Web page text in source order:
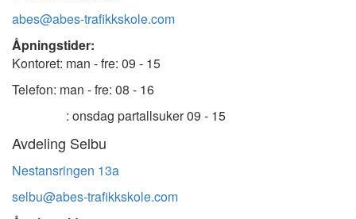
abes@abes-trafikkskole.com
Åpningstider:
Kontoret: man - fre: 09 - 15
Telefon: man - fre: 08 - 16
: onsdag partallsuker 09 - 15
Avdeling Selbu
Nestansringen 13a
selbu@abes-trafikkskole.com